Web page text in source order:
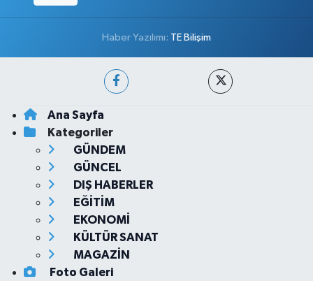
Haber Yazılımı: TE Bilişim
Ana Sayfa
Kategoriler
GÜNDEM
GÜNCEL
DIŞ HABERLER
EĞİTİM
EKONOMİ
KÜLTÜR SANAT
MAGAZİN
Foto Galeri